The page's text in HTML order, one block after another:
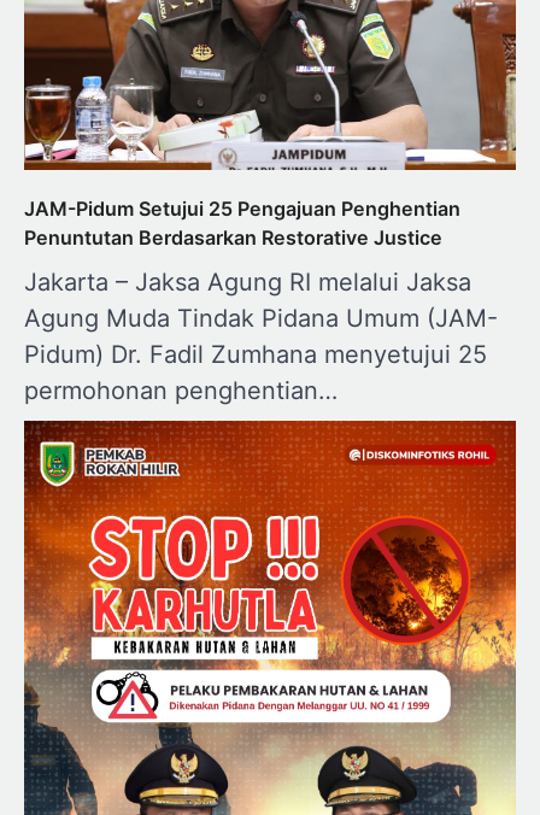
JAM-Pidum Setujui 25 Pengajuan Penghentian
Penuntutan Berdasarkan Restorative Justice
Jakarta – Jaksa Agung RI melalui Jaksa
Agung Muda Tindak Pidana Umum (JAM-
Pidum) Dr. Fadil Zumhana menyetujui 25
permohonan penghentian…